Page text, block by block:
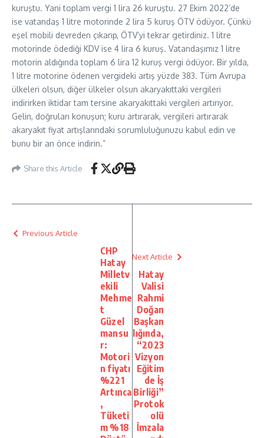
kuruştu. Yani toplam vergi 1 lira 26 kuruştu. 27 Ekim 2022’de
ise vatandaş 1 litre motorinde 2 lira 5 kuruş ÖTV ödüyor. Çünkü
eşel mobili devreden çıkarıp, ÖTV’yi tekrar getirdiniz. 1 litre
motorinde ödediği KDV ise 4 lira 6 kuruş. Vatandaşımız 1 litre
motorin aldığında toplam 6 lira 12 kuruş vergi ödüyor. Bir yılda,
1 litre motorine ödenen vergideki artış yüzde 383. Tüm Avrupa
ülkeleri olsun, diğer ülkeler olsun akaryakıttaki vergileri
indirirken iktidar tam tersine akaryakıttaki vergileri artırıyor.
Gelin, doğruları konuşun; kuru artırarak, vergileri artırarak
akaryakıt fiyat artışlarındaki sorumluluğunuzu kabul edin ve
bunu bir an önce indirin.”
Share this Article
Previous Article
CHP
Hatay
Milletv
ekili
Mehme
t
Güzel
mansu
r:
Motori
n fiyatı
%221
Artınca
,
Tüketi
m %18
Next Article
Hatay
Valisi
Rahmi
Doğan
Başkan
lığında,
“2023
Vizyon
Eğitim
de İş
Birliği”
Protok
olü
İmzala